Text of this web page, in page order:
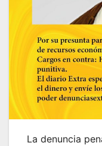
La denuncia